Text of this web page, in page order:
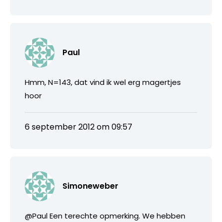
Paul
Hmm, N=143, dat vind ik wel erg magertjes
hoor
6 september 2012 om 09:57
Simoneweber
@Paul Een terechte opmerking. We hebben